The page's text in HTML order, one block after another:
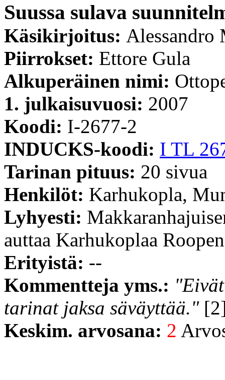
Suussa sulava
Käsikirjoitus: Alessandro
Piirrokset: Ettore Gula
Alkuperäinen nimi:
1. julkaisuvuosi: 2007
Koodi: I-2677-2
INDUCKS-koodi: I TL
Tarinan pituus: 20 sivua
Henkilöt: Karhukopla,
Lyhyesti:
auttaa Karhukoplaa
Erityistä: --
Kommentteja yms.:
tarinat jaksa säväyttää."
Keskim. arvosana: 2